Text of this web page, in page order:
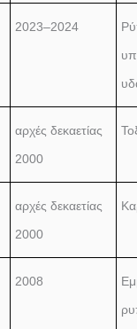
2023–2024
αρχές δεκαετίας
2000
αρχές δεκαετίας
2000
2008